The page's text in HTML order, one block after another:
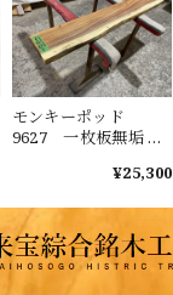
モンキーポッド
9627 一枚板無垢 乾
ｘ40mm カウンタ
ル ダイニングテー
ブル
¥25,300